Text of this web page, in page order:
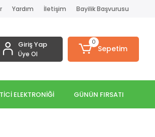
Yardım İletişim Bayilik Başvurusu
Giriş Yap
Üye Ol
0
Sepetim
ELEKTRONİĞİ GÜNÜN FIRSATI